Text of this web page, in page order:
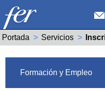
Portada Servicios
Formación y Empleo